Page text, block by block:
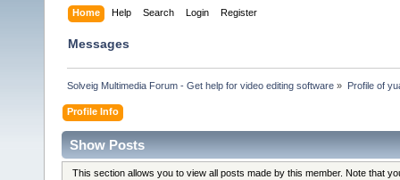
Home Help Search Login Register
Messages
Solveig Multimedia Forum - Get help for video editing software » Profile of
Profile Info
Show Posts
This section allows you to view all posts made by this member. Note that